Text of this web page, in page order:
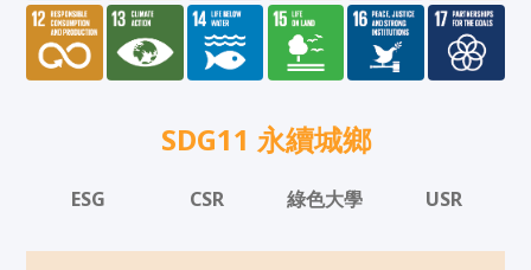
SDG11 永續城鄉
ESG CSR 綠色大學 USR